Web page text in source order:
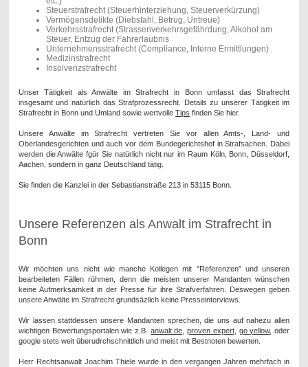
Steuerstrafrecht (Steuerhinterziehung, Steuerverkürzung)
Vermögensdelikte (Diebstahl, Betrug, Untreue)
Verkehrsstrafrecht (Strassenverkehrsgefährdung, Alkohol am
Steuer, Entzug der Fahrerlaubnis
Unternehmensstrafrecht (Compliance, Interne Ermittlungen)
Medizinstrafrecht
Insolvenzstrafrecht
Unser Tätigkeit als Anwälte im Strafrecht in Bonn umfasst das Strafrecht
insgesamt und natürlich das Strafprozessrecht. Details zu unserer Tätigkeit im
Strafrecht in Bonn und Umland sowie wertvolle Tips finden Sie hier.
Unsere Anwälte im Strafrecht vertreten Sie vor allen Amts-, Land- und
Oberlandesgerichten und auch vor dem Bundegerichtshof in Strafsachen. Dabei
werden die Anwälte fgür Sie natürlich nicht nur im Raum Köln, Bonn, Düsseldorf,
Aachen, sondern in ganz Deutschland tätig.
Sie finden die Kanzlei in der Sebastianstraße 213 in 53115 Bonn.
Unsere Referenzen als Anwalt im Strafrecht in
Bonn
Wir möchten uns nicht wie manche Kollegen mit "Referenzen" und unseren
bearbeiteten Fällen rühmen, denn die meisten unserer Mandanten wünschen
keine Aufmerksamkeit in der Presse für ihre Strafverfahren. Deswegen geben
unsere Anwälte im Strafrecht grundsäzlich keine Presseinterviews.
Wir lassen stattdessen unsere Mandanten sprechen, die uns auf nahezu allen
wichtigen Bewertungsportalen wie z.B.anwalt.de proven expert, go yellow, oder
google stets weit überudrchschnittlich und meist mit Bestnoten bewerten.
Herr Rechtsanwalt Joachim Thiele wurde in den vergangen Jahren mehrfach in